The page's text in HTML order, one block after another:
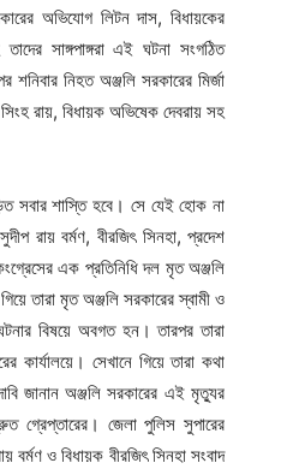
অভিযোগ লিটন দাস, বিধায়কের
সাঙ্গপাঙ্গরা এই ঘটনা সংগঠিত
নিহত অঞ্জলি সরকারের মির্জা
রায়, বিধায়ক অভিষেক দেবরায় সহ
সবার শাস্তি হবে। সে যেই হোক না
রায় বর্মণ, বীরজিৎ সিনহা, প্রদেশ
এক প্রতিনিধি দল মৃত অঞ্জলি
তারা মৃত অঞ্জলি সরকারের স্বামী ও
বিষয়ে অবগত হন। তারপর তারা
কার্যালয়ে। সেখানে গিয়ে তারা কথা
জানান অঞ্জলি সরকারের এই মৃত্যুর
গ্রেপ্তারের। জেলা পুলিস সুপারের
বর্মণ ও বিধায়ক বীরজিৎ সিনহা সংবাদ